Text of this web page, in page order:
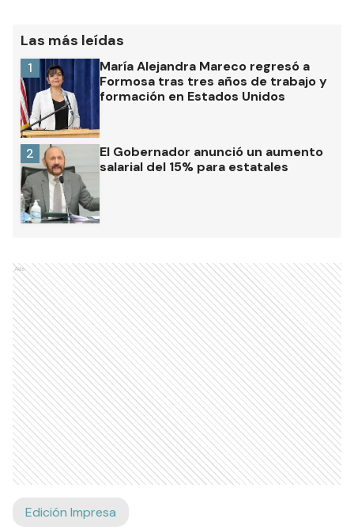
Las más leídas
María Alejandra Mareco regresó a
Formosa tras tres años de trabajo y
formación en Estados Unidos
1
El Gobernador anunció un aumento
salarial del 15% para estatales
2
Ads
Edición Impresa